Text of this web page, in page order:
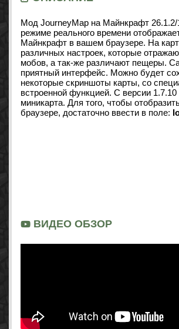
Мод JourneyMap на Майнкрафт
режиме реального времени
Майнкрафт в вашем браузере. На
различных настроек, которые
мобов, а так-же различают пещеры.
приятный интерфейс. Можно будет
некоторые скриншоты карты, со
встроенной функцией. С версии 1.7.10
миникарта. Для того, чтобы
браузере, достаточно ввести в поле:
ВИДЕО ОБЗОР